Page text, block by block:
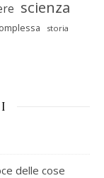
scienza
storia
delle cose